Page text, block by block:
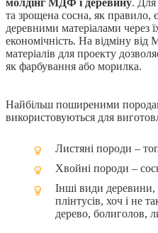
та зрощена сосна, як
деревними матеріалами через
економічність. На відміну
матеріалів для проекту
як фарбування або морилка.
Найбільш поширеними
використовуються для
Листяні породи –
Хвойні породи –
Інші види
плінтусів, хоч і не
дерево, болиголов,